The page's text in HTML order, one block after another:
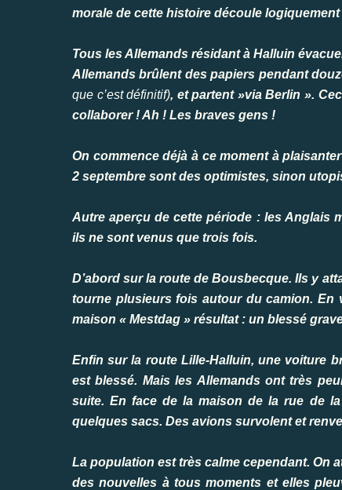
morale de cette histoire découle
Tous les Allemands résidant à Halluin
Allemands brûlent des papiers pendant
que c’est définitif), et partent »via Berlin ».
collaborer ! Ah ! Les braves gens !
On commence déjà à ce moment à
2 septembre sont des optimistes, sinon
Autre aperçu de cette période : les Anglais
ils ne sont venus que trois fois.
D’abord sur la route de Bousbecque. Ils y
tourne plusieurs fois autour du camion. En
maison « Mestdag » résultat : un blessé
Enfin sur la route Lille-Halluin, une voiture
est blessé. Mais les Allemands ont très
suite. En face de la maison de la rue de
quelques sacs. Des avions survolent et
La population est très calme cependant. On
des nouvelles à tous moments et elles